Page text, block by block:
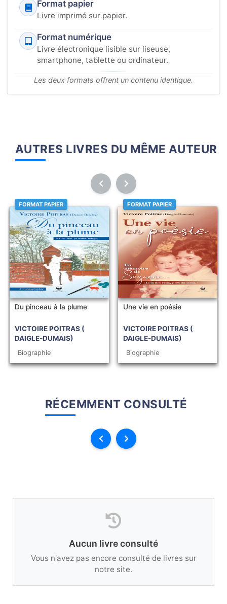
Format papier
Livre imprimé sur papier.
Format numérique
Livre électronique lisible sur liseuse,
smartphone, tablette ou ordinateur.
Les deux formats offrent un contenu identique.
AUTRES LIVRES DU MÊME AUTEUR
FORMAT PAPIER
Du pinceau à la plume
VICTOIRE POITRAS (
DAIGLE-DUMAIS)
Biographie
FORMAT PAPIER
Une vie en poésie
VICTOIRE POITRAS (
DAIGLE-DUMAIS)
Biographie
RÉCEMMENT CONSULTÉ
Aucun livre consulté
Vous n'avez pas encore consulté de livres sur
notre site.